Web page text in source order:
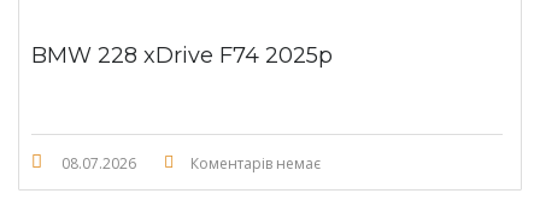
BMW 228 xDrive F74 2025p
08.07.2026 Коментарів немає